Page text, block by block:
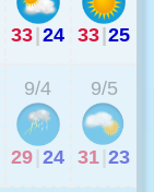
33|24 33|25
9/4
29 24
9/5
31 23